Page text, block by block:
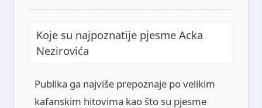
Koje su najpoznatije pjesme Acka
Nezirovića
Publika ga najviše prepoznaje po velikim
kafanskim hitovima kao što su pjesme